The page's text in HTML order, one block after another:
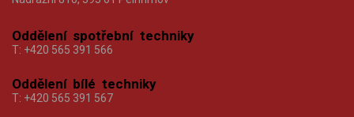
Oddělení spotřební techniky
T: +420 565 391 566
Oddělení bílé techniky
T: +420 565 391 567